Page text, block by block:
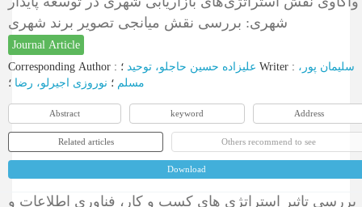
شهری: بررسی نقش میانجی تصویر برند شهری
Journal Article
Corresponding Author : علیزاده حسین حاجلو، توحید Writer : سلیمان پور،
مسلم ؛ نوروزی اجیرلو، رضا ؛
Abstract keyword Address
Related articles Others recommend to see
Download
بررسی تاثیر استراتژی های کسب و کار، فناوری اطلاعات و